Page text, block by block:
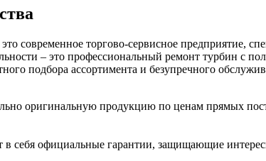
современное торгово-сервисное предприятие,
– это профессиональный ремонт турбин с
подбора ассортимента и безупречного
оригинальную продукцию по ценам прямых
в себя официальные гарантии, защищающие